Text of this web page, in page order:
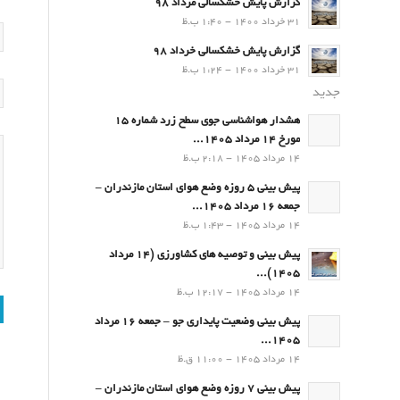
گزارش پایش خشکسالی مرداد 98
31 خرداد 1400 - 1:40 ب.ظ
گزارش پایش خشکسالی خرداد 98
31 خرداد 1400 - 1:24 ب.ظ
جدید
هشدار هواشناسی جوی سطح زرد شماره 15
مورخ 14 مرداد 1405...
14 مرداد 1405 - 2:18 ب.ظ
پیش بینی 5 روزه وضع هوای استان مازندران –
جمعه 16 مرداد 1405...
14 مرداد 1405 - 1:43 ب.ظ
پیش بینی و توصیه های کشاورزی (14 مرداد
۱۴۰۵)...
14 مرداد 1405 - 12:17 ب.ظ
پیش بینی وضعیت پایداری جو – جمعه 16 مرداد
1405...
14 مرداد 1405 - 11:00 ق.ظ
پیش بینی 7 روزه وضع هوای استان مازندران –